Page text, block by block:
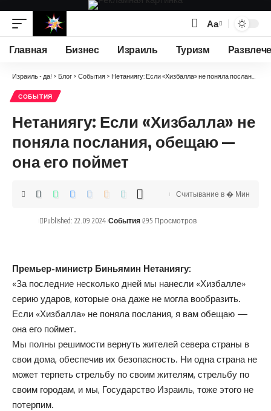
Изменение
размера
Аа
Главная Бизнес Израиль Туризм
Израиль - да! > Блог > События > Нетаниягу: Если «Хизбалла» не поняла послания, обещаю — она его поймет
СОБЫТИЯ
Нетаниягу: Если «Хизбалла» не
поняла послания, обещаю —
она его поймет
Published: 22.09.2024 События 295 Просмотров
Считывание в � Мин
Премьер-министр Биньямин Нетаниягу:
«За последние несколько дней мы нанесли «Хизбалле»
серию ударов, которые она даже не могла вообразить.
Если «Хизбалла» не поняла послания, я вам обещаю —
она его поймет.
Мы полны решимости вернуть жителей севера страны в
свои дома, обеспечив их безопасность. Ни одна страна не
может терпеть стрельбу по своим жителям, стрельбу по
своим городам, и мы, Государство Израиль, тоже этого не
потерпим.